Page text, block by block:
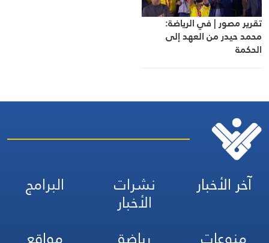
تقرير مصور | في الرياضة:
محمد حيدر من العهد إلى
الحكمة
آخر الأخبار نشرات
الأخبار
البرامج